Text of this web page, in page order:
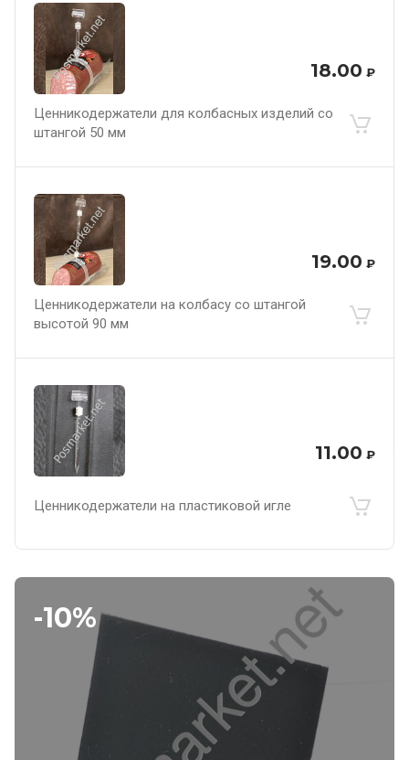
18.00 ₽
Ценникодержатели для колбасных изделий со
штангой 50 мм
19.00 ₽
Ценникодержатели на колбасу со штангой
высотой 90 мм
11.00 ₽
Ценникодержатели на пластиковой игле
-10%